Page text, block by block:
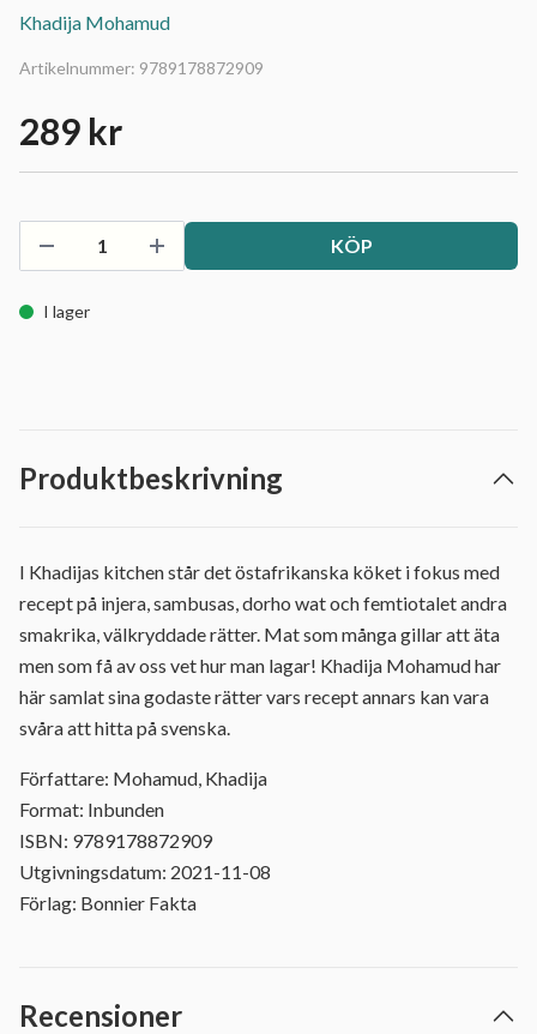
Khadija Mohamud
Artikelnummer: 9789178872909
289 kr
KÖP
I lager
Produktbeskrivning
I Khadijas kitchen står det östafrikanska köket i fokus med
recept på injera, sambusas, dorho wat och femtiotalet andra
smakrika, välkryddade rätter. Mat som många gillar att äta
men som få av oss vet hur man lagar! Khadija Mohamud har
här samlat sina godaste rätter vars recept annars kan vara
svåra att hitta på svenska.
Författare: Mohamud, Khadija
Format: Inbunden
ISBN: 9789178872909
Utgivningsdatum: 2021-11-08
Förlag: Bonnier Fakta
Recensioner